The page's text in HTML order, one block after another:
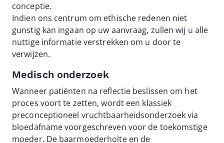
conceptie.
Indien ons centrum om ethische redenen niet
gunstig kan ingaan op uw aanvraag, zullen wij u alle
nuttige informatie verstrekken om u door te
verwijzen.
Medisch onderzoek
Wanneer patiënten na reflectie beslissen om het
proces voort te zetten, wordt een klassiek
preconceptioneel vruchtbaarheidsonderzoek via
bloedafname voorgeschreven voor de toekomstige
moeder. De baarmoederholte en de